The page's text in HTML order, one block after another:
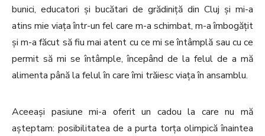
bunici, educatori și bucătari de grădiniță din Cluj și mi-a
atins mie viața într-un fel care m-a schimbat, m-a îmbogățit
și m-a făcut să fiu mai atent cu ce mi se întâmplă sau cu ce
permit să mi se întâmple, începând de la felul de a mă
alimenta până la felul în care îmi trăiesc viața în ansamblu.
Aceeași pasiune mi-a oferit un cadou la care nu mă
așteptam: posibilitatea de a purta torța olimpică înaintea